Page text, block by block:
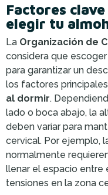
Factores clave
elegir tu
La Organización de
considera que
para garantizar un
los factores
al dormir.
lado o boca abajo, la
deben variar para
cervical. Por ejemplo,
normalmente
llenar el espacio entre
tensiones en la zona